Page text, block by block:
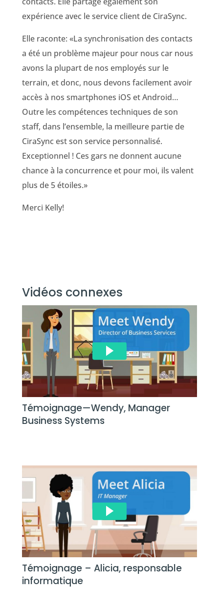
expérience avec le service client de CiraSync.
Elle raconte: «La synchronisation des contacts
a été un problème majeur pour nous car nous
avons la plupart de nos employés sur le
terrain, et donc, nous devons facilement avoir
accès à nos smartphones iOS et Android…
Outre les compétences techniques de son
staff, dans l’ensemble, la meilleure partie de
CiraSync est son service personnalisé.
Exceptionnel ! Ces gars ne donnent aucune
chance à la concurrence et pour moi, ils valent
plus de 5 étoiles.»
Merci Kelly!
Vidéos connexes
Témoignage—Wendy, Manager
Business Systems
Témoignage – Alicia, responsable
informatique